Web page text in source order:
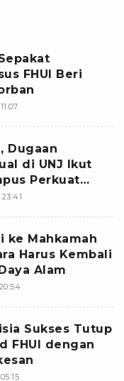
FHUI Beri
Dugaan
di UNJ Ikut
Perkuat
ke Mahkamah
Harus Kembali
Alam
Sukses Tutup
FHUI dengan